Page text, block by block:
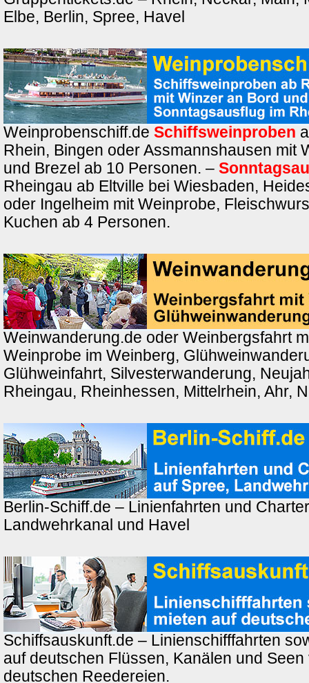
Elbe, Berlin, Spree, Havel
Weinprobenschiff.de Schiffsweinproben
Rhein, Bingen oder Assmannshausen mit
und Brezel ab 10 Personen. –
Rheingau ab Eltville bei Wiesbaden,
oder Ingelheim mit Weinprobe,
Kuchen ab 4 Personen.
Weinwanderung.de oder Weinbergsfahrt
Weinprobe im Weinberg,
Glühweinfahrt, Silvesterwanderung,
Rheingau, Rheinhessen, Mittelrhein, Ahr,
Berlin-Schiff.de – Linienfahrten und
Landwehrkanal und Havel
Schiffsauskunft.de – Linienschifffahrten
auf deutschen Flüssen, Kanälen und Seen
deutschen Reedereien.